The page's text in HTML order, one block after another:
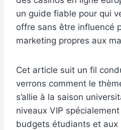
un guide fiable pour qui
offre sans être influencé
marketing propres aux
Cet article suit un fil
verrons comment le
s’allie à la saison
niveaux VIP
budgets étudiants et aux